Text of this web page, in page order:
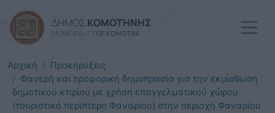
ΔΗΜΟΣ ΚΟΜΟΤΗΝΗΣ
MUNICIPALITY OF KOMOTINI
Αρχική
Προκηρύξεις
Φανερή και προφορική δημοπρασία για την εκμίσθωση
δημοτικού κτιρίου με χρήση επαγγελματικού χώρου
(τουριστικό περίπτερο Φαναρίου) στην περιοχή Φαναρίου